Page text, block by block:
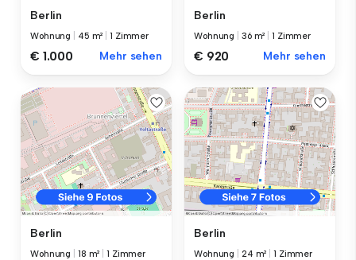
Berlin
Wohnung 45 m² |1 Zimmer
€ 1.000 Mehr sehen
Berlin
Wohnung 36 m² |1 Zimmer
€ 920 Mehr sehen
Berlin
Wohnung 18 m² |1 Zimmer
Berlin
Wohnung 24 m² |1 Zimmer